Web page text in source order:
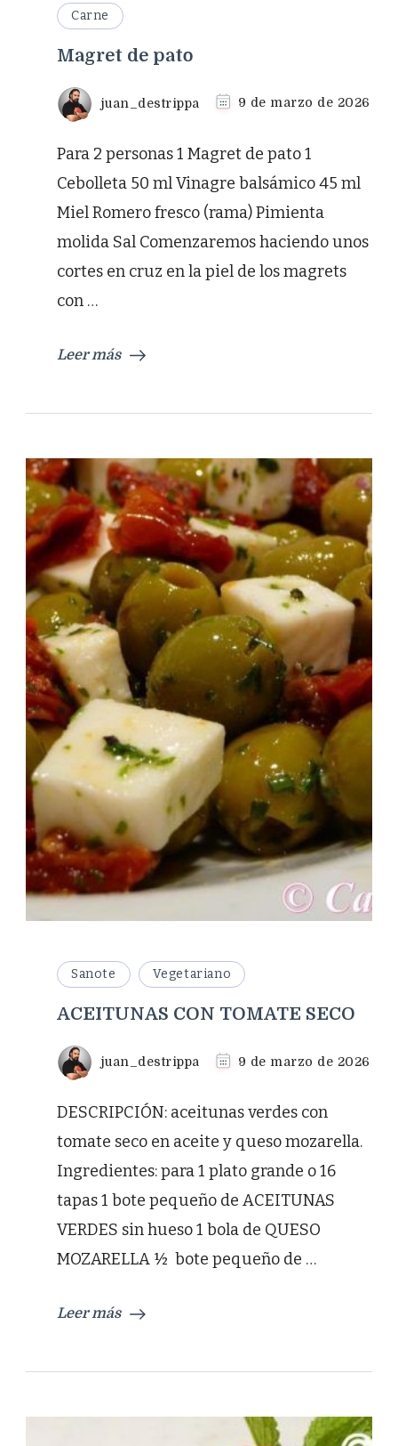
Carne
Magret de pato
juan_destrippa 9 de marzo de 2026
Para 2 personas 1 Magret de pato 1
Cebolleta 50 ml Vinagre balsámico 45 ml
Miel Romero fresco (rama) Pimienta
molida Sal Comenzaremos haciendo unos
cortes en cruz en la piel de los magrets
con …
Leer más
Sanote Vegetariano
ACEITUNAS CON TOMATE SECO
juan_destrippa 9 de marzo de 2026
DESCRIPCIÓN: aceitunas verdes con
tomate seco en aceite y queso mozarella.
Ingredientes: para 1 plato grande o 16
tapas 1 bote pequeño de ACEITUNAS
VERDES sin hueso 1 bola de QUESO
MOZARELLA ½ bote pequeño de …
Leer más